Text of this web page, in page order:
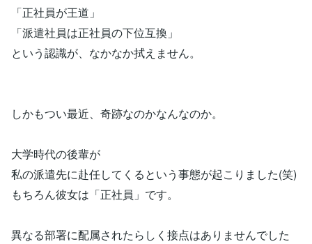
「正社員が王道」
「派遣社員は正社員の下位互換」
という認識が、なかなか拭えません。
しかもつい最近、奇跡なのかなんなのか。
大学時代の後輩が
私の派遣先に赴任してくるという事態が起こりました(笑)
もちろん彼女は「正社員」です。
異なる部署に配属されたらしく接点はありませんでした